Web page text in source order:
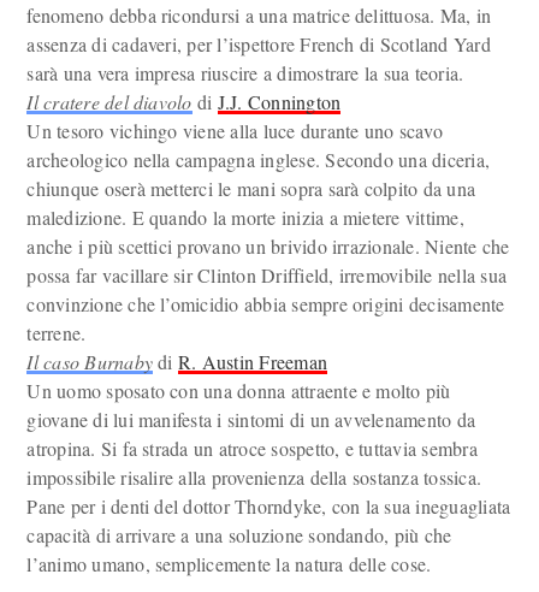
fenomeno debba ricondursi a una matrice delittuosa. Ma, in
assenza di cadaveri, per l’ispettore French di Scotland Yard
sarà una vera impresa riuscire a dimostrare la sua teoria.
Il cratere del diavolo di J.J. Connington
Un tesoro vichingo viene alla luce durante uno scavo
archeologico nella campagna inglese. Secondo una diceria,
chiunque oserà metterci le mani sopra sarà colpito da una
maledizione. E quando la morte inizia a mietere vittime,
anche i più scettici provano un brivido irrazionale. Niente che
possa far vacillare sir Clinton Driffield, irremovibile nella sua
convinzione che l’omicidio abbia sempre origini decisamente
terrene.
Il caso Burnabydi R. Austin Freeman
Un uomo sposato con una donna attraente e molto più
giovane di lui manifesta i sintomi di un avvelenamento da
atropina. Si fa strada un atroce sospetto, e tuttavia sembra
impossibile risalire alla provenienza della sostanza tossica.
Pane per i denti del dottor Thorndyke, con la sua ineguagliata
capacità di arrivare a una soluzione sondando, più che
l’animo umano, semplicemente la natura delle cose.